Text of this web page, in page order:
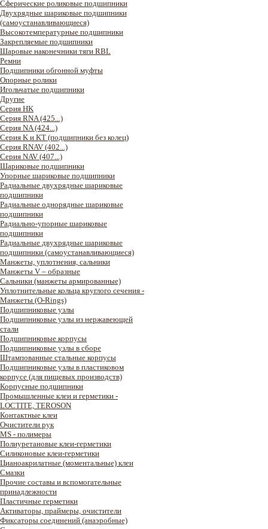
Сферические роликовые подшипники
Двухрядные шариковые подшипники
(самоустанавливающиеся)
Высокотемпературные подшипники
Закрепляемые подшипники
Шаровые наконечники тяги RBL
Ремни
Подшипники обгонной муфты
Опорные ролики
Игольчатые подшипники
Другие
Серия HK
Серия RNA (425...)
Серия NA (424...)
Серия K и KT (подшипники без колец)
Серия RNAV (402...)
Серия NAV (407...)
Шариковые подшипники
Упорные шариковые подшипники
Радиальные двухрядные шариковые
подшипники
Радиальные однорядные шариковые
подшипники
Радиально-упорные шариковые
подшипники
Радиальные двухрядные шариковые
подшипники (самоустанавливающиеся)
Манжеты, уплотнения, сальники
Манжеты V – образные
Сальники (манжеты армированные)
Уплотнительные кольца круглого сечения -
Манжеты (O-Rings)
Подшипниковые узлы
Подшипниковые узлы из нержавеющей
стали
Подшипниковые корпусы
Подшипниковые узлы в сборе
Штампованные стальные корпусы
Подшипниковые узлы в пластиковом
корпусе (для пищевых производств)
Корпусные подшипники
Промышленные клеи и герметики -
LOCTITE, TEROSON
Контактные клеи
Очистители рук
MS - полимеры
Полиуретановые клеи-герметики
Силиконовые клеи-герметики
Цианоакрилатные (моментальные) клеи
Смазки
Прочие составы и вспомогательные
принадлежности
Пластичные герметики
Активаторы, праймеры, очистители
Фиксаторы соединений (анаэробные)